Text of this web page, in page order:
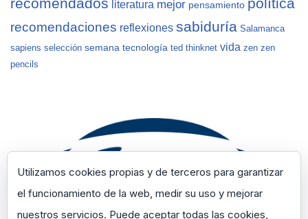
literatura mejor pensamiento
recomendaciones reflexiones sabiduría Salamanca
sapiens selección semana tecnología ted thinknet vida zen zen
pencils
Utilizamos cookies propias y de terceros para garantizar
el funcionamiento de la web, medir su uso y mejorar
nuestros servicios. Puede aceptar todas las cookies,